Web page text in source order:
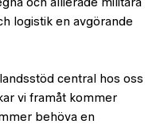
och allierade militära
logistik en avgörande
central hos oss
vi framåt kommer
behöva en